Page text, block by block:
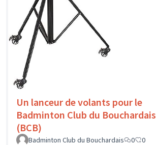
Un lanceur de volants pour le
Badminton Club du Bouchardais
(BCB)
Badminton Club du Bouchardais 0 0